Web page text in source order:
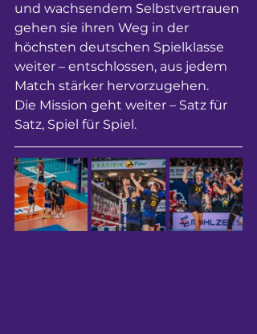
und wachsendem Selbstvertrauen
gehen sie ihren Weg in der
höchsten deutschen Spielklasse
weiter – entschlossen, aus jedem
Match stärker hervorzugehen.
Die Mission geht weiter – Satz für
Satz, Spiel für Spiel.